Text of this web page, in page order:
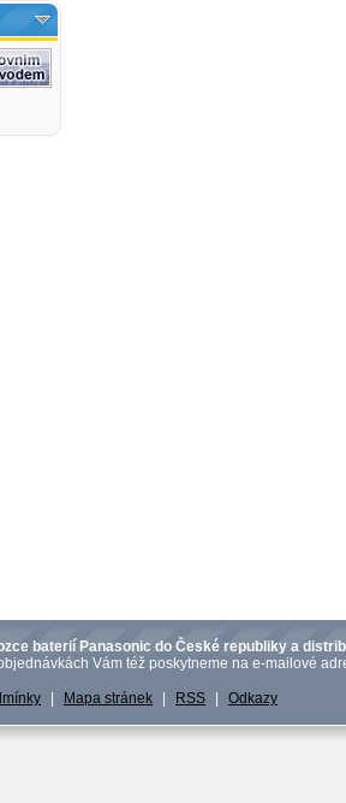
baterií Panasonic do České republiky a
Vám též poskytneme na e-mailové
Mapa stránek RSS Odkazy